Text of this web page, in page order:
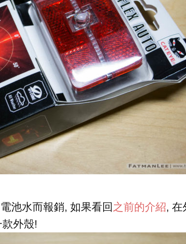
池水而報銷, 如果看回 之前的介紹, 在
外殼!